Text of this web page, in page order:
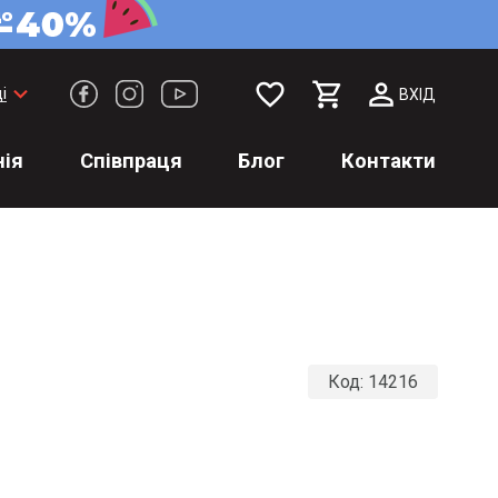
keyboard_arrow_down favorite_border ВХІД
Співпраця Блог Контакти
Код: 14216